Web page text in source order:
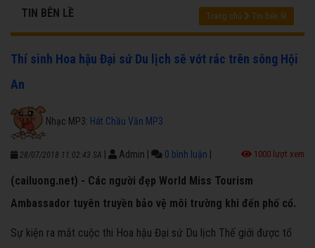
TIN BÊN LỀ Trang chủ Tin bên lề
Thí sinh Hoa hậu Đại sứ Du lịch sẽ vớt rác trên sông Hội
An
Nhạc MP3: Hát Chầu Văn MP3
28/07/2018 11:02:43 SA Admin 0 bình luận 1000 lượt xem
(cailuong.net) - Các người đẹp World Miss Tourism
Ambassador tuyên truyền bảo vệ môi trường khi đến phố cổ.
Sự kiện ra mắt cuộc thi Hoa hậu Đại sứ Du lịch Thế giới được tổ